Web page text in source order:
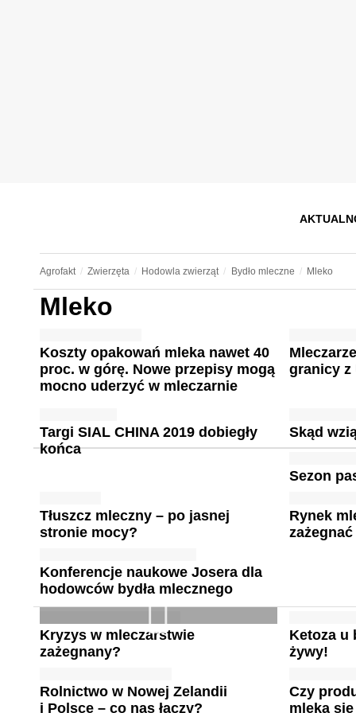
Agrofakt Zwierzęta Hodowla zwierząt Bydło mleczne Mleko
Mleko
Koszty opakowań mleka nawet 40
proc. w górę. Nowe przepisy mogą
mocno uderzyć w mleczarnie
granicy z
Targi SIAL CHINA 2019 dobiegły
końca
Skąd
Sezon
Tłuszcz mleczny – po jasnej
stronie mocy?
Rynek
Konferencje naukowe Josera dla
hodowców bydła mlecznego
Kryzys w mleczarstwie
zażegnany?
Ketoza u
żywy!
Rolnictwo w Nowej Zelandii
i Polsce – co nas łączy?
Czy
mleka się